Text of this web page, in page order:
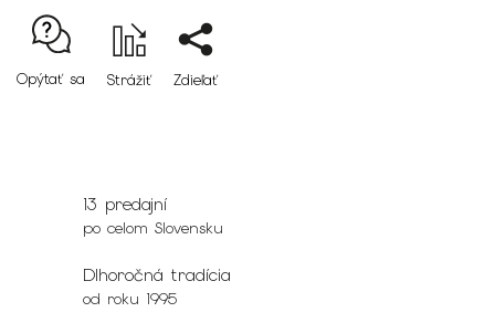
Opýtať sa Strážiť Zdieľať
13 predajní
po celom Slovensku
Dlhoročná tradícia
od roku 1995